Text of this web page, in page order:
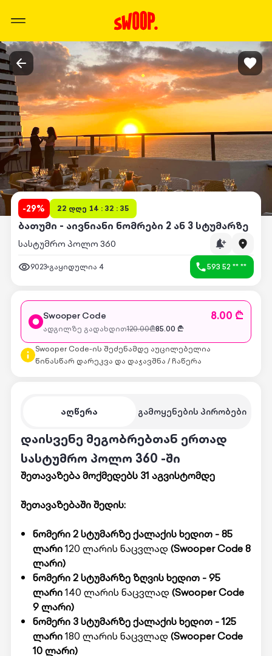
-29% 22 დღე 14 : 32 : 35
ბათუმი - აივნიანი ნომრები 2 ან 3 სტუმარზე
სასტუმრო პოლო 360
9023 გაყიდულია 4 593 52 ** **
აღწერა გამოყენების პირობები
დაისვენე მეგობრებთან ერთად
სასტუმრო პოლო 360 -ში
შეთავაზება მოქმედებს 31 აგვისტომდე
შეთავაზებაში შედის:
ნომერი 2 სტუმარზე ქალაქის ხედით - 85
ლარი120 ლარის ნაცვლად (Swooper Code 8
ლარი)
ნომერი 2 სტუმარზე ზღვის ხედით - 95
ლარი140 ლარის ნაცვლად (Swooper Code
9 ლარი)
ნომერი 3 სტუმარზე ქალაქის ხედით - 125
ლარი180 ლარის ნაცვლად (Swooper Code
10 ლარი)
Swooper Code 8.00 ₾
ადგილზე გადახდით120.00₾85.00 ₾
Swooper Code-ის შეძენამდე აუცილებელია
წინასწარ დარეკვა და დაჯავშნა / ჩაწერა